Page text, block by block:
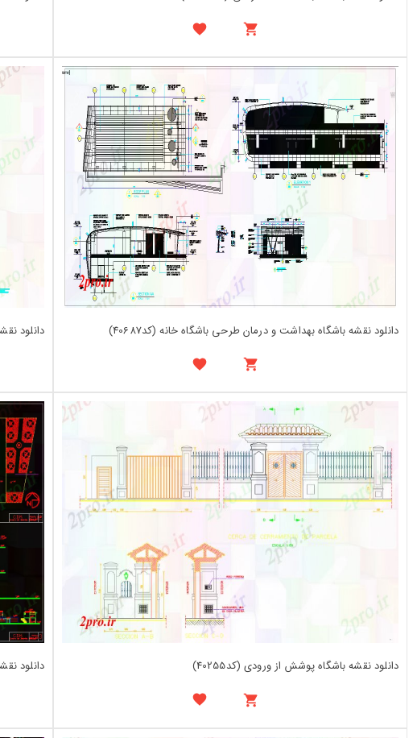
دانلود نقشه باشگاه بهداشت و درمان طرحی باشگاه خانه (کد40687) دانلود
دانلود نقشه باشگاه پوشش از ورودی (کد40255) دانلود